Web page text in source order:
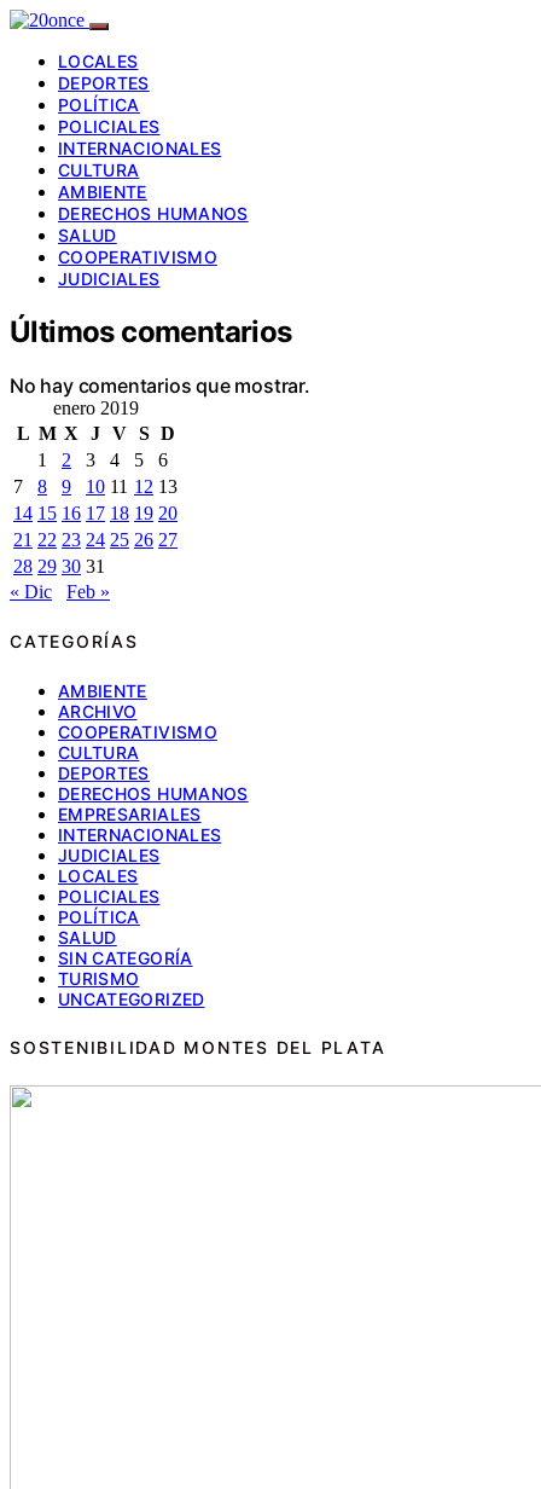
LOCALES
DEPORTES
POLÍTICA
POLICIALES
INTERNACIONALES
CULTURA
AMBIENTE
DERECHOS HUMANOS
SALUD
COOPERATIVISMO
JUDICIALES
Últimos comentarios
No hay comentarios que mostrar.
enero 2019
L M X J V S D
1
2 3 4 5
6
7
8 9 10 11 12 13
14 15 16 17 18 19 20
21 22 23 24 25 26 27
28 29 30 31
« Dic
Feb »
CATEGORÍAS
AMBIENTE
ARCHIVO
COOPERATIVISMO
CULTURA
DEPORTES
DERECHOS HUMANOS
EMPRESARIALES
INTERNACIONALES
JUDICIALES
LOCALES
POLICIALES
POLÍTICA
SALUD
SIN CATEGORÍA
TURISMO
UNCATEGORIZED
SOSTENIBILIDAD MONTES DEL PLATA